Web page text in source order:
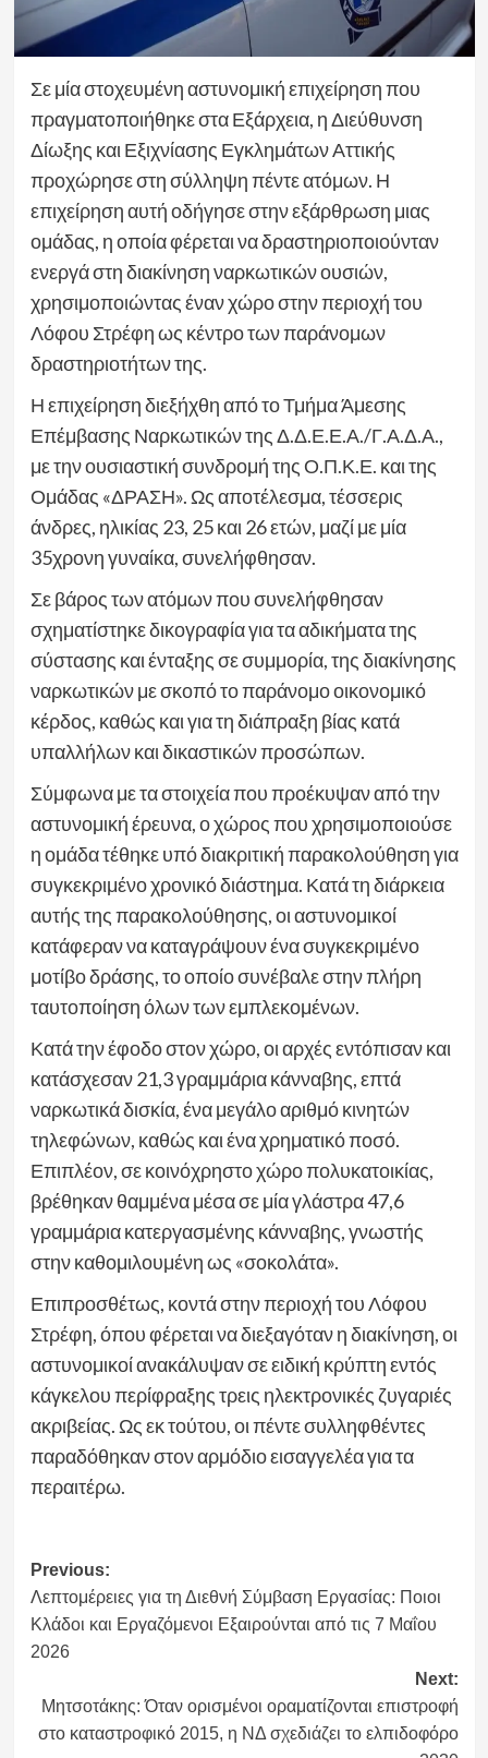
Σε μία στοχευμένη αστυνομική επιχείρηση που
πραγματοποιήθηκε στα Εξάρχεια, η Διεύθυνση
Δίωξης και Εξιχνίασης Εγκλημάτων Αττικής
προχώρησε στη σύλληψη πέντε ατόμων. Η
επιχείρηση αυτή οδήγησε στην εξάρθρωση μιας
ομάδας, η οποία φέρεται να δραστηριοποιούνταν
ενεργά στη διακίνηση ναρκωτικών ουσιών,
χρησιμοποιώντας έναν χώρο στην περιοχή του
Λόφου Στρέφη ως κέντρο των παράνομων
δραστηριοτήτων της.
Η επιχείρηση διεξήχθη από το Τμήμα Άμεσης
Επέμβασης Ναρκωτικών της Δ.Δ.Ε.Ε.Α./Γ.Α.Δ.Α.,
με την ουσιαστική συνδρομή της Ο.Π.Κ.Ε. και της
Ομάδας «ΔΡΑΣΗ». Ως αποτέλεσμα, τέσσερις
άνδρες, ηλικίας 23, 25 και 26 ετών, μαζί με μία
35χρονη γυναίκα, συνελήφθησαν.
Σε βάρος των ατόμων που συνελήφθησαν
σχηματίστηκε δικογραφία για τα αδικήματα της
σύστασης και ένταξης σε συμμορία, της διακίνησης
ναρκωτικών με σκοπό το παράνομο οικονομικό
κέρδος, καθώς και για τη διάπραξη βίας κατά
υπαλλήλων και δικαστικών προσώπων.
Σύμφωνα με τα στοιχεία που προέκυψαν από την
αστυνομική έρευνα, ο χώρος που χρησιμοποιούσε
η ομάδα τέθηκε υπό διακριτική παρακολούθηση για
συγκεκριμένο χρονικό διάστημα. Κατά τη διάρκεια
αυτής της παρακολούθησης, οι αστυνομικοί
κατάφεραν να καταγράψουν ένα συγκεκριμένο
μοτίβο δράσης, το οποίο συνέβαλε στην πλήρη
ταυτοποίηση όλων των εμπλεκομένων.
Κατά την έφοδο στον χώρο, οι αρχές εντόπισαν και
κατάσχεσαν 21,3 γραμμάρια κάνναβης, επτά
ναρκωτικά δισκία, ένα μεγάλο αριθμό κινητών
τηλεφώνων, καθώς και ένα χρηματικό ποσό.
Επιπλέον, σε κοινόχρηστο χώρο πολυκατοικίας,
βρέθηκαν θαμμένα μέσα σε μία γλάστρα 47,6
γραμμάρια κατεργασμένης κάνναβης, γνωστής
στην καθομιλουμένη ως «σοκολάτα».
Επιπροσθέτως, κοντά στην περιοχή του Λόφου
Στρέφη, όπου φέρεται να διεξαγόταν η διακίνηση, οι
αστυνομικοί ανακάλυψαν σε ειδική κρύπτη εντός
κάγκελου περίφραξης τρεις ηλεκτρονικές ζυγαριές
ακριβείας. Ως εκ τούτου, οι πέντε συλληφθέντες
παραδόθηκαν στον αρμόδιο εισαγγελέα για τα
περαιτέρω.
Post
navigation
Previous:
Λεπτομέρειες για τη Διεθνή Σύμβαση Εργασίας: Ποιοι
Κλάδοι και Εργαζόμενοι Εξαιρούνται από τις 7 Μαΐου
2026
Next:
Mητσοτάκης: Όταν ορισμένοι οραματίζονται επιστροφή
στο καταστροφικό 2015, η ΝΔ σχεδιάζει το ελπιδοφόρο